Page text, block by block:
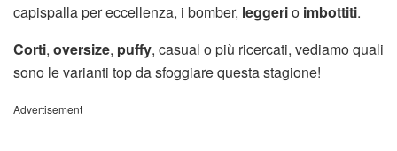
capispalla per eccellenza, i bomber, leggerio imbottiti.
Corti, oversize, puffy, casual o più ricercati, vediamo quali
sono le varianti top da sfoggiare questa stagione!
Advertisement